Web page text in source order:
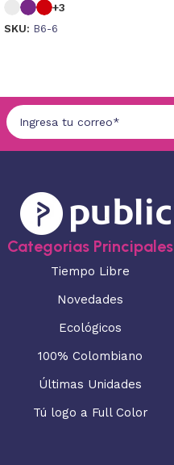
+3
SKU: B6-6
Categorias Principales
Tiempo Libre
Novedades
Ecológicos
100% Colombiano
Últimas Unidades
Tú logo a Full Color